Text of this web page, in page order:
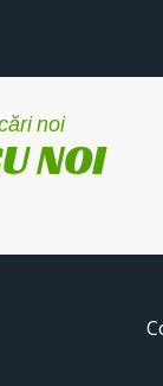
noi
NOI